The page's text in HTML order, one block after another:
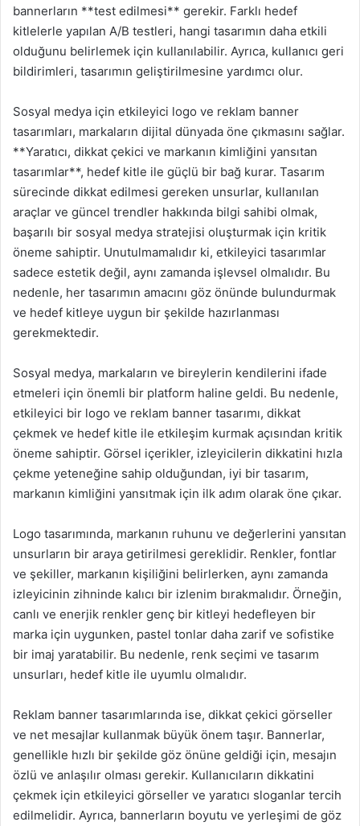
bannerların **test edilmesi** gerekir. Farklı hedef
kitlelerle yapılan A/B testleri, hangi tasarımın daha etkili
olduğunu belirlemek için kullanılabilir. Ayrıca, kullanıcı geri
bildirimleri, tasarımın geliştirilmesine yardımcı olur.
Sosyal medya için etkileyici logo ve reklam banner
tasarımları, markaların dijital dünyada öne çıkmasını sağlar.
**Yaratıcı, dikkat çekici ve markanın kimliğini yansıtan
tasarımlar**, hedef kitle ile güçlü bir bağ kurar. Tasarım
sürecinde dikkat edilmesi gereken unsurlar, kullanılan
araçlar ve güncel trendler hakkında bilgi sahibi olmak,
başarılı bir sosyal medya stratejisi oluşturmak için kritik
öneme sahiptir. Unutulmamalıdır ki, etkileyici tasarımlar
sadece estetik değil, aynı zamanda işlevsel olmalıdır. Bu
nedenle, her tasarımın amacını göz önünde bulundurmak
ve hedef kitleye uygun bir şekilde hazırlanması
gerekmektedir.
Sosyal medya, markaların ve bireylerin kendilerini ifade
etmeleri için önemli bir platform haline geldi. Bu nedenle,
etkileyici bir logo ve reklam banner tasarımı, dikkat
çekmek ve hedef kitle ile etkileşim kurmak açısından kritik
öneme sahiptir. Görsel içerikler, izleyicilerin dikkatini hızla
çekme yeteneğine sahip olduğundan, iyi bir tasarım,
markanın kimliğini yansıtmak için ilk adım olarak öne çıkar.
Logo tasarımında, markanın ruhunu ve değerlerini yansıtan
unsurların bir araya getirilmesi gereklidir. Renkler, fontlar
ve şekiller, markanın kişiliğini belirlerken, aynı zamanda
izleyicinin zihninde kalıcı bir izlenim bırakmalıdır. Örneğin,
canlı ve enerjik renkler genç bir kitleyi hedefleyen bir
marka için uygunken, pastel tonlar daha zarif ve sofistike
bir imaj yaratabilir. Bu nedenle, renk seçimi ve tasarım
unsurları, hedef kitle ile uyumlu olmalıdır.
Reklam banner tasarımlarında ise, dikkat çekici görseller
ve net mesajlar kullanmak büyük önem taşır. Bannerlar,
genellikle hızlı bir şekilde göz önüne geldiği için, mesajın
özlü ve anlaşılır olması gerekir. Kullanıcıların dikkatini
çekmek için etkileyici görseller ve yaratıcı sloganlar tercih
edilmelidir. Ayrıca, bannerların boyutu ve yerleşimi de göz